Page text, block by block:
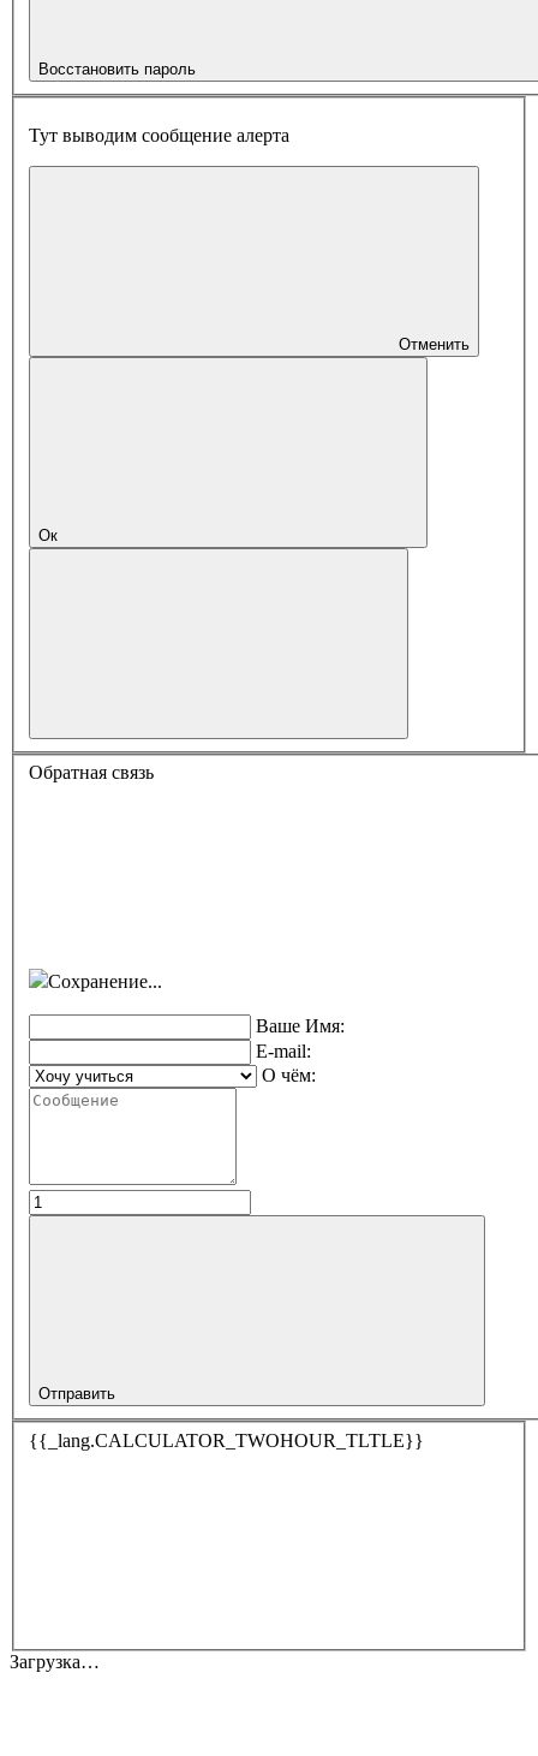
Восстановить пароль
Тут выводим сообщение алерта
Отменить
Ок
Обратная связь
Сохранение...
Ваше Имя:
E-mail:
О чём:
Отправить
{{_lang.CALCULATOR_TWOHOUR_TLTLE}}
Загрузка…